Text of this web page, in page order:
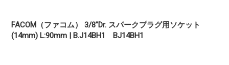
FACOM（ファコム） 3/8"Dr. スパークプラグ用ソケット
(14mm) L:90mm | B.J14BH1 BJ14BH1